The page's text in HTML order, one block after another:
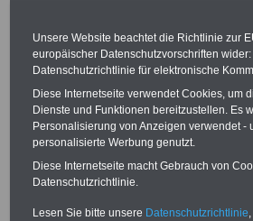
zur
informieren wir
wichtige
Themengebiet
Unsere Website beachtet die Richtlinie zur
europäischer Datenschutzvorschriften
Datenschutzrichtlinie für elektronische
Diese Internetseite verwendet Cookies, um
Dienste und Funktionen bereitzustellen. Es
Personalisierung von Anzeigen verwendet
personalisierte Werbung genutzt.
Diese Internetseite macht Gebrauch von
Datenschutzrichtlinie.
Lesen Sie bitte unsere Datenschutzrichtlinie